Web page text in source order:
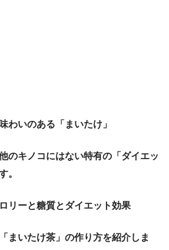
わいのある「まいたけ」
のキノコにはない特有の「ダイエッ
。
リーと糖質とダイエット効果
まいたけ茶」の作り方を紹介しま